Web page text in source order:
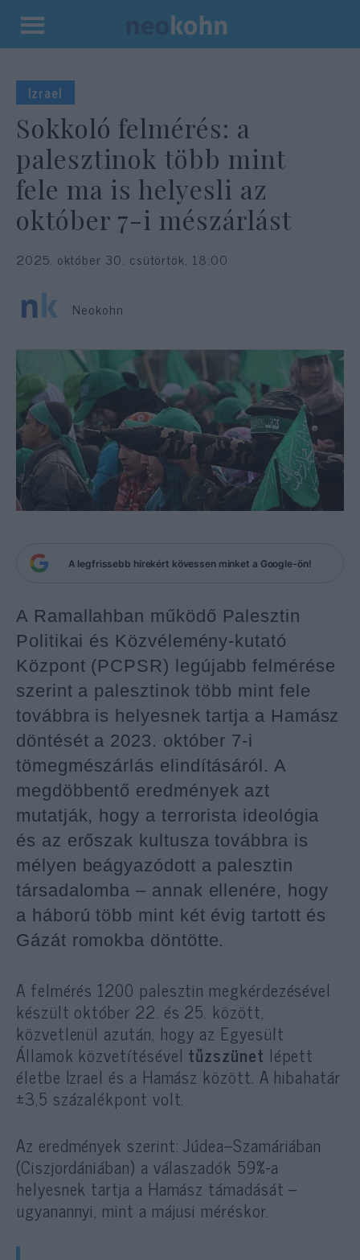
Kilépés
tartalomba
Izrael
Sokkoló felmérés: a
palesztinok több mint
fele ma is helyesli az
október 7-i mészárlást
2025. október 30. csütörtök, 18:00
Neokohn
A legfrissebb hírekért kövessen minket a Google-ön!
A Ramallahban működő Palesztin
Politikai és Közvélemény-kutató
Központ (PCPSR) legújabb felmérése
szerint a palesztinok több mint fele
továbbra is helyesnek tartja a Hamász
döntését a 2023. október 7-i
tömegmészárlás elindításáról. A
megdöbbentő eredmények azt
mutatják, hogy a terrorista ideológia
és az erőszak kultusza továbbra is
mélyen beágyazódott a palesztin
társadalomba – annak ellenére, hogy
a háború több mint két évig tartott és
Gázát romokba döntötte.
A felmérés 1200 palesztin megkérdezésével
készült október 22. és 25. között,
közvetlenül azután, hogy az Egyesült
Államok közvetítésével tűzszünet lépett
életbe Izrael és a Hamász között. A hibahatár
±3,5 százalékpont volt.
Az eredmények szerint: Júdea–Szamáriában
(Ciszjordániában) a válaszadók 59%-a
helyesnek tartja a Hamász támadását –
ugyanannyi, mint a májusi méréskor.